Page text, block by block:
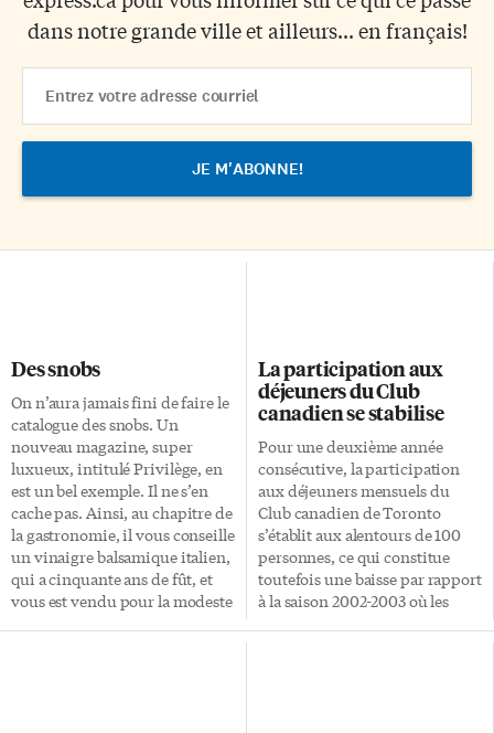
dans notre grande ville et ailleurs... en français!
Address
Des snobs
On n’aura jamais fini de faire le
catalogue des snobs. Un
nouveau magazine, super
luxueux, intitulé Privilège, en
est un bel exemple. Il ne s’en
cache pas. Ainsi, au chapitre de
la gastronomie, il vous conseille
un vinaigre balsamique italien,
qui a cinquante ans de fût, et
vous est vendu pour la modeste
La participation aux
déjeuners du Club
canadien se stabilise
Pour une deuxième année
consécutive, la participation
aux déjeuners mensuels du
Club canadien de Toronto
s’établit aux alentours de 100
personnes, ce qui constitue
toutefois une baisse par rapport
à la saison 2002-2003 où les